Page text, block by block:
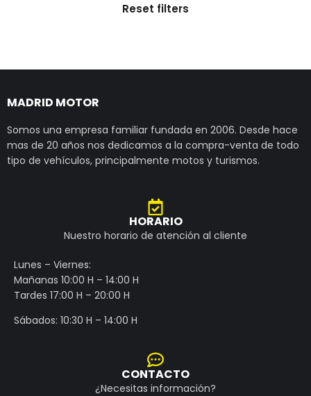
Reset filters
MADRID MOTOR
Somos una empresa familiar fundada en 2006. Desde hace
mas de 20 años nos dedicamos a la compra-venta de todo
tipo de vehículos, principalmente motos y turismos.
HORARIO
Nuestro horario de atención al cliente
Lunes – Viernes:
Mañanas 10:00 H – 14:00 H
Tardes 17:00 H – 20:00 H
Sábados: 10:30 H – 14:00 H
CONTACTO
¿Necesitas información?